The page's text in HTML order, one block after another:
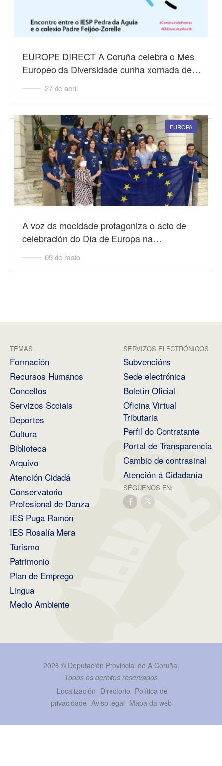
EUROPE DIRECT A Coruña celebra o Mes
Europeo da Diversidade cunha xornada de…
27 de abril
EUROPA
A voz da mocidade protagoniza o acto de
celebración do Día de Europa na…
09 de maio
TEMAS
Formación
Recursos Humanos
Concellos
Servizos Sociais
Deportes
Cultura
Biblioteca
Arquivo
Atención Cidadá
Conservatorio
Profesional de Danza
IES Puga Ramón
IES Rosalía Mera
Turismo
Patrimonio
Plan de Emprego
Lingua
Medio Ambiente
SERVIZOS ELECTRÓNICOS
Subvencións
Sede electrónica
Boletín Oficial
Oficina Virtual
Tributaria
Perfil do Contratante
Portal de Transparencia
Cambio de contrasinal
Atención á Cidadanía
SÉGUENOS EN:
2026 © Deputación Provincial de A Coruña.
Todos os dereitos reservados
Localización Directorio Política de
privacidade Aviso legal Mapa da web